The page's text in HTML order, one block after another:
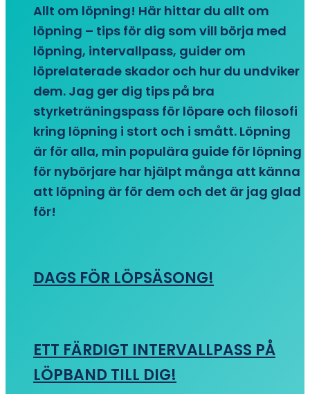
Allt om löpning! Här hittar du allt om
löpning – tips för dig som vill börja med
löpning, intervallpass, guider om
löprelaterade skador och hur du undviker
dem. Jag ger dig tips på bra
styrketräningspass för löpare och filosofi
kring löpning i stort och i smått. Löpning
är för alla, min populära guide för löpning
för nybörjare har hjälpt många att känna
att löpning är för dem och det är jag glad
för!
DAGS FÖR LÖPSÄSONG!
ETT FÄRDIGT INTERVALLPASS PÅ
LÖPBAND TILL DIG!